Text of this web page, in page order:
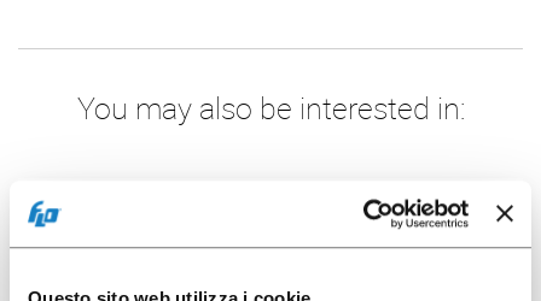
You may also be interested in: